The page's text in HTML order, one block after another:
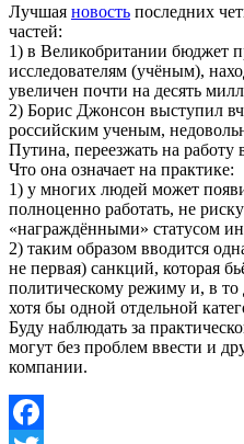
Лучшая новость последних
частей:
1) в Великобритании бюджет
исследователям (учёным),
увеличен почти на десять
2) Борис Джонсон выступил
российским ученым,
Путина, переезжать на
Что она означает на практике:
1) у многих людей может
полноценно работать, не
«награждёнными» статусом
2) таким образом вводится
не первая) санкций, которая
политическому режиму и, в то
хотя бы одной отдельной
Буду наблюдать за
могут без проблем ввести и
компании.